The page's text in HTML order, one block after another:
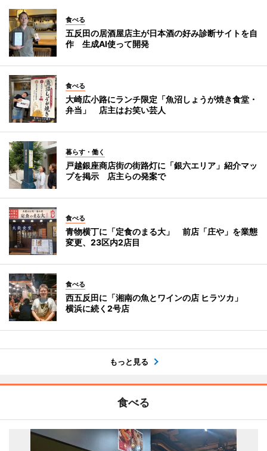
食べる
五反田の居酒屋店主が日本酒の好み診断サイトを自
作 生成AI使って開発
食べる
大崎広小路にランチ限定「魚沼しょうが焼き食堂・
弁当」 店主はお笑い芸人
暮らす・働く
戸越銀座商店街の街路灯に「銀六エリア」紹介マッ
プを掲示 店主らの発案で
食べる
青物横丁に「定食のまる大」 前店「庄や」を業態
変更、23区内2店目
食べる
西五反田に「湘南の魚とワインの店 ヒラツカ」
横浜に続く2号店
もっと見る
食べる